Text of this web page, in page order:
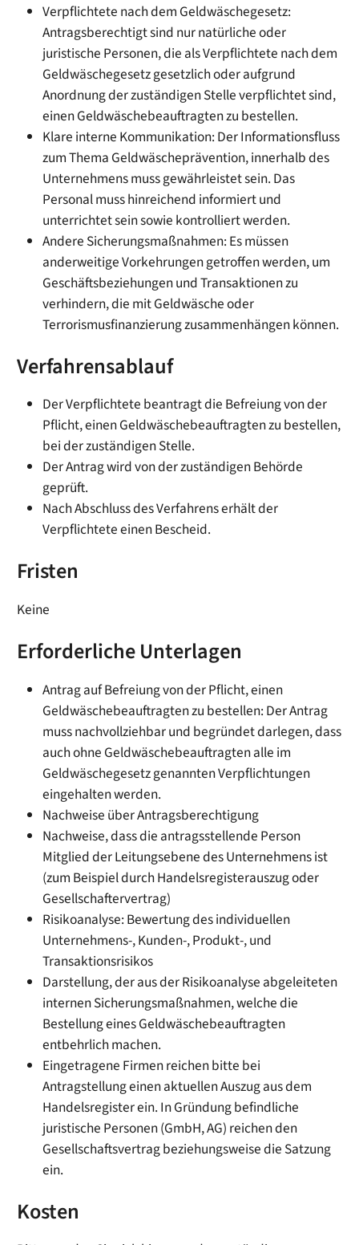
Verpflichtete nach dem Geldwäschegesetz:
Antragsberechtigt sind nur natürliche oder
juristische Personen, die als Verpflichtete nach dem
Geldwäschegesetz gesetzlich oder aufgrund
Anordnung der zuständigen Stelle verpflichtet sind,
einen Geldwäschebeauftragten zu bestellen.
Klare interne Kommunikation: Der Informationsfluss
zum Thema Geldwäscheprävention, innerhalb des
Unternehmens muss gewährleistet sein. Das
Personal muss hinreichend informiert und
unterrichtet sein sowie kontrolliert werden.
Andere Sicherungsmaßnahmen: Es müssen
anderweitige Vorkehrungen getroffen werden, um
Geschäftsbeziehungen und Transaktionen zu
verhindern, die mit Geldwäsche oder
Terrorismusfinanzierung zusammenhängen können.
Verfahrensablauf
Der Verpflichtete beantragt die Befreiung von der
Pflicht, einen Geldwäschebeauftragten zu bestellen,
bei der zuständigen Stelle.
Der Antrag wird von der zuständigen Behörde
geprüft.
Nach Abschluss des Verfahrens erhält der
Verpflichtete einen Bescheid.
Fristen
Keine
Erforderliche Unterlagen
Antrag auf Befreiung von der Pflicht, einen
Geldwäschebeauftragten zu bestellen: Der Antrag
muss nachvollziehbar und begründet darlegen, dass
auch ohne Geldwäschebeauftragten alle im
Geldwäschegesetz genannten Verpflichtungen
eingehalten werden.
Nachweise über Antragsberechtigung
Nachweise, dass die antragsstellende Person
Mitglied der Leitungsebene des Unternehmens ist
(zum Beispiel durch Handelsregisterauszug oder
Gesellschaftervertrag)
Risikoanalyse: Bewertung des individuellen
Unternehmens-, Kunden-, Produkt-, und
Transaktionsrisikos
Darstellung, der aus der Risikoanalyse abgeleiteten
internen Sicherungsmaßnahmen, welche die
Bestellung eines Geldwäschebeauftragten
entbehrlich machen.
Eingetragene Firmen reichen bitte bei
Antragstellung einen aktuellen Auszug aus dem
Handelsregister ein. In Gründung befindliche
juristische Personen (GmbH, AG) reichen den
Gesellschaftsvertrag beziehungsweise die Satzung
ein.
Kosten